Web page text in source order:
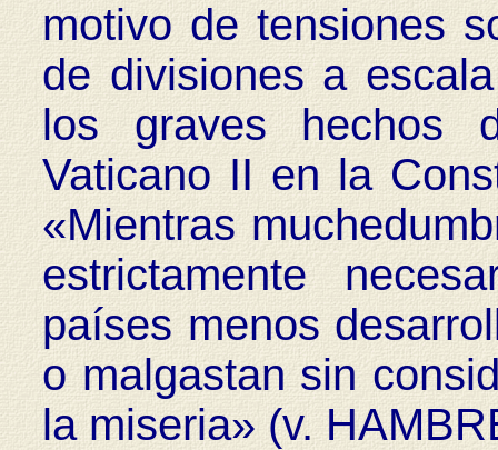
motivo de tensiones
de divisiones a
los graves hechos
Vaticano II en la
«Mientras
estrictamente
países menos
o malgastan sin
la miseria» (v.